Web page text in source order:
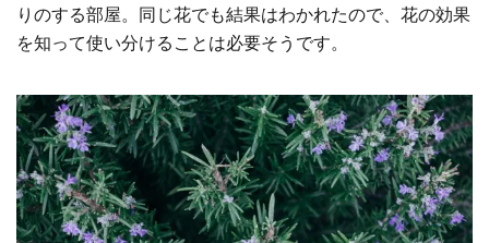
りのする部屋。同じ花でも結果はわかれたので、花の効果
を知って使い分けることは必要そうです。